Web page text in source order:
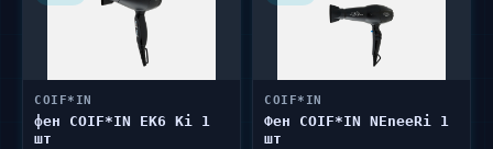
COIF*IN
фен COIF*IN EK6 Ki 1
шт
COIF*IN
Фен COIF*IN NEneeRi 1
шт